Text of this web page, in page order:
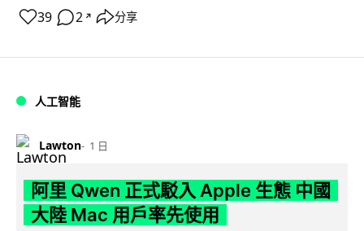
39 2 ↗ 分享
人工智能
Lawton 1 日
阿里 Qwen 正式駁入 Apple 生態 中國
大陸 Mac 用戶率先使用